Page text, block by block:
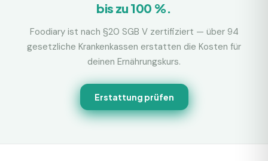
bis zu 100 %.
Foodiary ist nach §20 SGB V zertifiziert — über 94
gesetzliche Krankenkassen erstatten die Kosten für
deinen Ernährungskurs.
Erstattung prüfen